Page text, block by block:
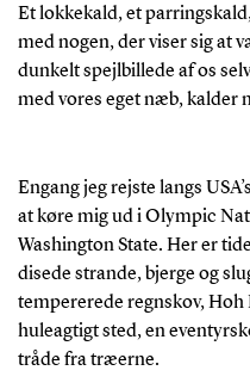
Et lokkekald, et
med nogen, der viser sig at
dunkelt spejlbillede af os
med vores eget næb, kalder
Engang jeg rejste langs
at køre mig ud i Olympic
Washington State. Her er
disede strande, bjerge og
tempererede regnskov,
huleagtigt sted, en
tråde fra træerne.